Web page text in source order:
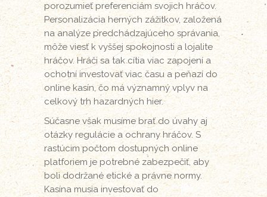
porozumieť preferenciám svojich hráčov.
Personalizácia herných zážitkov, založená
na analýze predchádzajúceho správania,
môže viesť k vyššej spokojnosti a lojalite
hráčov. Hráči sa tak cítia viac zapojení a
ochotní investovať viac času a peňazí do
online kasín, čo má významný vplyv na
celkový trh hazardných hier.
Súčasne však musíme brať do úvahy aj
otázky regulácie a ochrany hráčov. S
rastúcim počtom dostupných online
platforiem je potrebné zabezpečiť, aby
boli dodržané etické a právne normy.
Kasína musia investovať do